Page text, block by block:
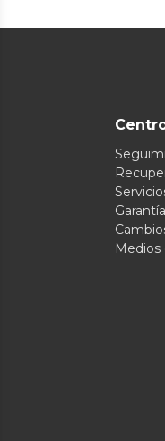
Medios